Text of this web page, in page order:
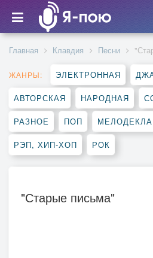
Главная Клавдия Песни
ЖАНРЫ: ЭЛЕКТРОННАЯ
АВТОРСКАЯ НАРОДНАЯ
РАЗНОЕ ПОП
РЭП, ХИП-ХОП РОК
"Старые письма"